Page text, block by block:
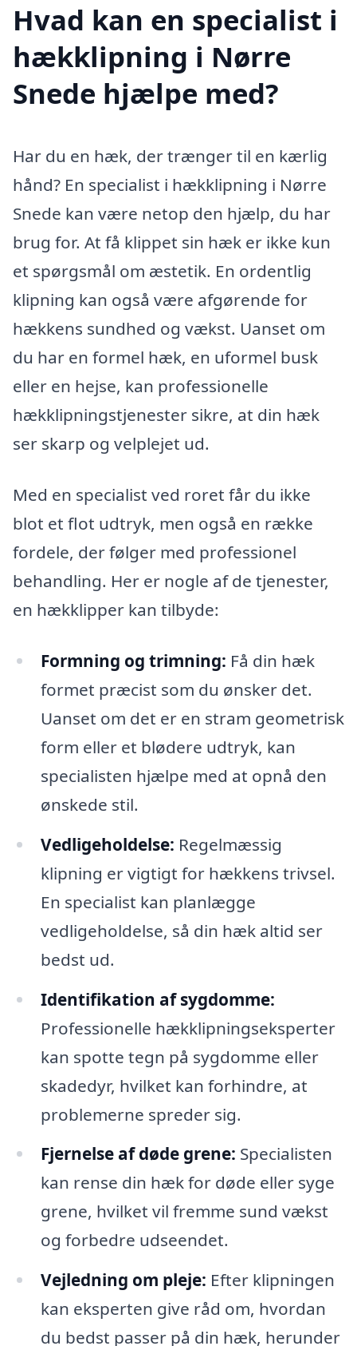
Hvad kan en specialist i
hækklipning i Nørre
Snede hjælpe med?
Har du en hæk, der trænger til en kærlig
hånd? En specialist i hækklipning i Nørre
Snede kan være netop den hjælp, du har
brug for. At få klippet sin hæk er ikke kun
et spørgsmål om æstetik. En ordentlig
klipning kan også være afgørende for
hækkens sundhed og vækst. Uanset om
du har en formel hæk, en uformel busk
eller en hejse, kan professionelle
hækklipningstjenester sikre, at din hæk
ser skarp og velplejet ud.
Med en specialist ved roret får du ikke
blot et flot udtryk, men også en række
fordele, der følger med professionel
behandling. Her er nogle af de tjenester,
en hækklipper kan tilbyde:
Formning og trimning: Få din hæk
formet præcist som du ønsker det.
Uanset om det er en stram geometrisk
form eller et blødere udtryk, kan
specialisten hjælpe med at opnå den
ønskede stil.
Vedligeholdelse: Regelmæssig
klipning er vigtigt for hækkens trivsel.
En specialist kan planlægge
vedligeholdelse, så din hæk altid ser
bedst ud.
Identifikation af sygdomme:
Professionelle hækklipningseksperter
kan spotte tegn på sygdomme eller
skadedyr, hvilket kan forhindre, at
problemerne spreder sig.
Fjernelse af døde grene: Specialisten
kan rense din hæk for døde eller syge
grene, hvilket vil fremme sund vækst
og forbedre udseendet.
Vejledning om pleje: Efter klipningen
kan eksperten give råd om, hvordan
du bedst passer på din hæk, herunder